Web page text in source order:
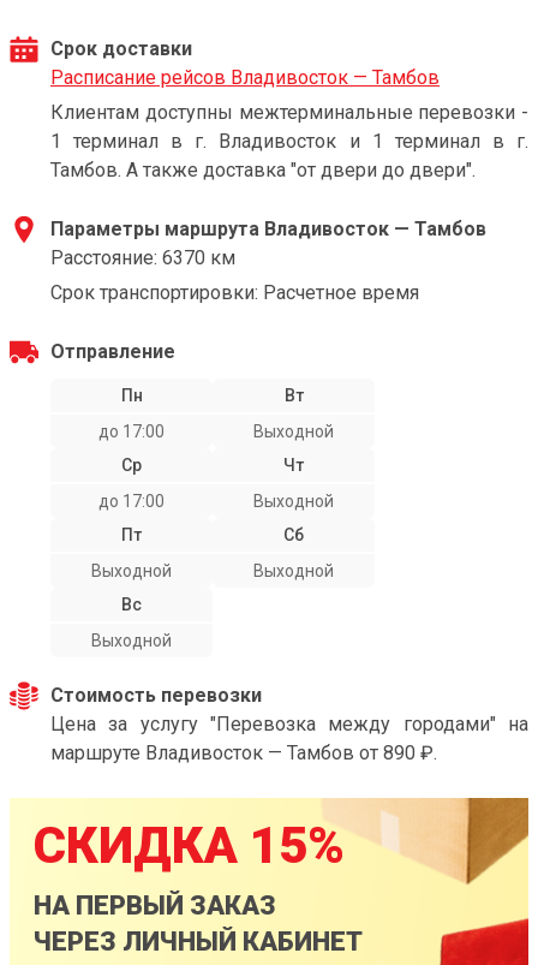
Срок доставки
Расписание рейсов Владивосток — Тамбов
Клиентам доступны межтерминальные перевозки -
1 терминал в г. Владивосток и 1 терминал в г.
Тамбов. А также доставка "от двери до двери".
Параметры маршрута Владивосток — Тамбов
Расстояние: 6370 км
Срок транспортировки: Расчетное время
Отправление
Пн
до 17:00
Вт
Выходной
Ср
до 17:00
Чт
Выходной
Пт
Выходной
Сб
Выходной
Вс
Выходной
Стоимость перевозки
Цена за услугу "Перевозка между городами" на
маршруте Владивосток — Тамбов от 890 ₽.
СКИДКА 15%
НА ПЕРВЫЙ ЗАКАЗ
ЧЕРЕЗ ЛИЧНЫЙ КАБИНЕТ